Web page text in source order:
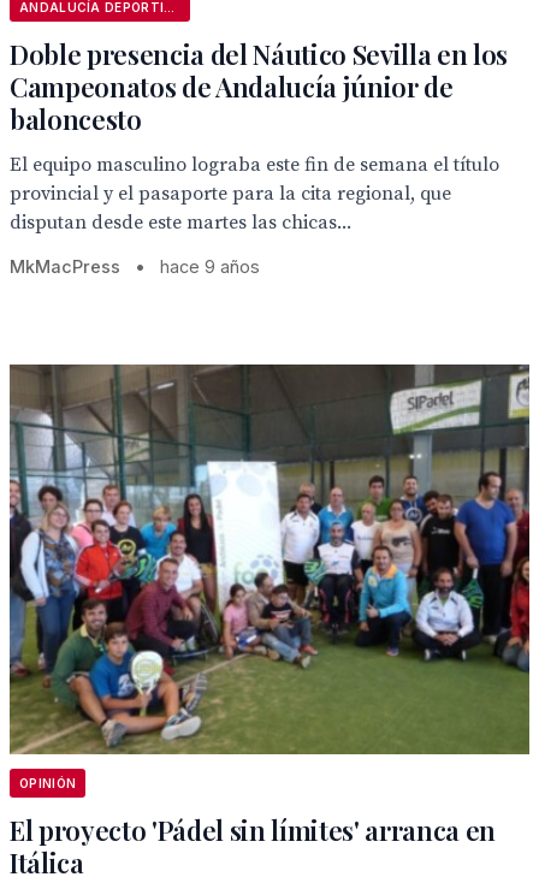
Doble presencia del Náutico Sevilla en los
Campeonatos de Andalucía júnior de
baloncesto
El equipo masculino lograba este fin de semana el título
provincial y el pasaporte para la cita regional, que
disputan desde este martes las chicas...
MkMacPress • hace 9 años
OPINIÓN
El proyecto 'Pádel sin límites' arranca en
Itálica